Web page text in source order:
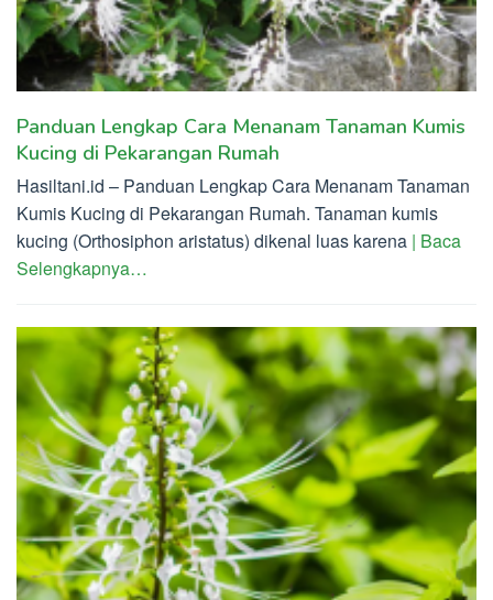
Panduan Lengkap Cara Menanam Tanaman Kumis
Kucing di Pekarangan Rumah
Hasiltani.id – Panduan Lengkap Cara Menanam Tanaman
Kumis Kucing di Pekarangan Rumah. Tanaman kumis
kucing (Orthosiphon aristatus) dikenal luas karena | Baca
Selengkapnya…